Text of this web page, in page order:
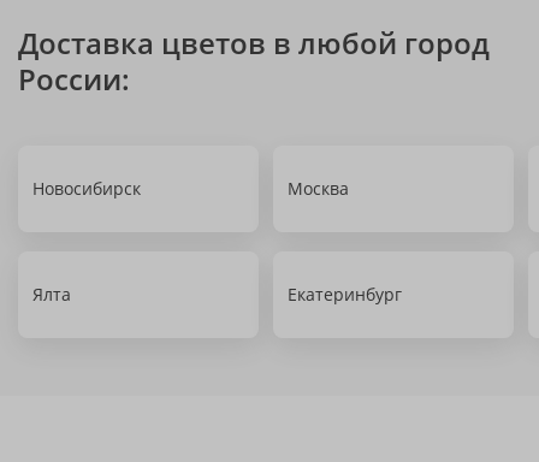
Доставка цветов в любой город
России:
Новосибирск Москва
Ялта Екатеринбург